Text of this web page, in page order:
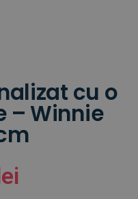
cu o
– Winnie